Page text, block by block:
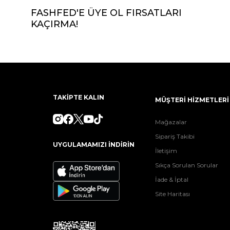
FASHFED'E ÜYE OL FIRSATLARI
KAÇIRMA!
TAKİPTE KALIN
UYGULAMAMIZI İNDİRİN
MÜŞTERİ HİZMETLERİ
Mağazalar
Sipariş Takibi
İletişim
Sıkça Sorulan Sorular
İade & İptal
Site Haritası